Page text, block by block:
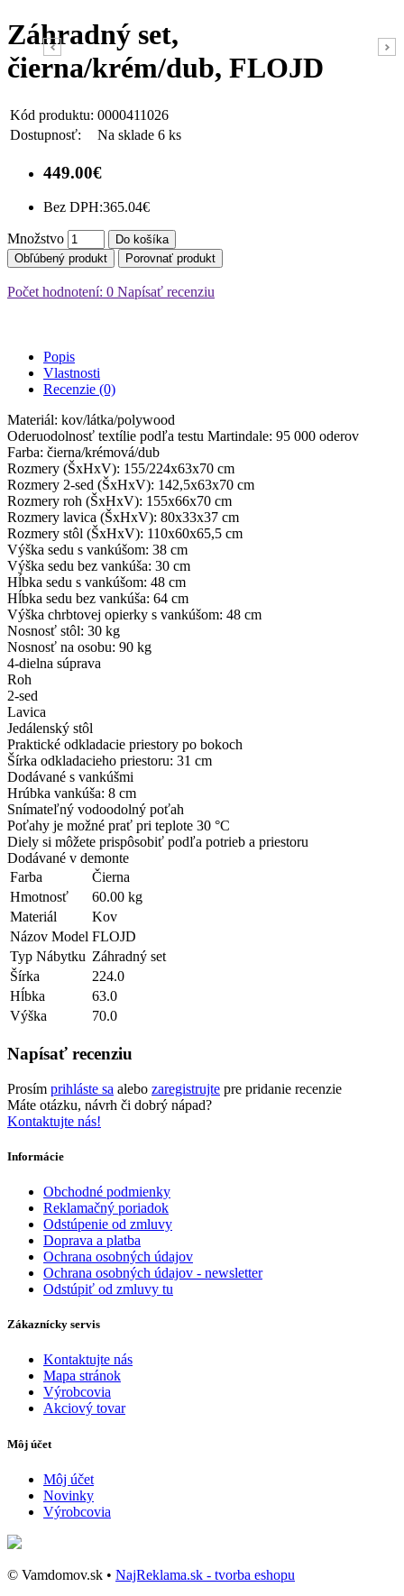
Záhradný set,
čierna/krém/dub, FLOJD
Kód produktu: 0000411026
Dostupnosť:
Na sklade 6 ks
449.00€
Bez DPH:365.04€
Množstvo
Do košíka
Obľúbený produkt
Porovnať produkt
Počet hodnotení: 0 Napísať recenziu
Popis
Vlastnosti
Recenzie (0)
Materiál: kov/látka/polywood
Oderuodolnosť textílie podľa testu Martindale: 95 000 oderov
Farba: čierna/krémová/dub
Rozmery (ŠxHxV): 155/224x63x70 cm
Rozmery 2-sed (ŠxHxV): 142,5x63x70 cm
Rozmery roh (ŠxHxV): 155x66x70 cm
Rozmery lavica (ŠxHxV): 80x33x37 cm
Rozmery stôl (ŠxHxV): 110x60x65,5 cm
Výška sedu s vankúšom: 38 cm
Výška sedu bez vankúša: 30 cm
Hĺbka sedu s vankúšom: 48 cm
Hĺbka sedu bez vankúša: 64 cm
Výška chrbtovej opierky s vankúšom: 48 cm
Nosnosť stôl: 30 kg
Nosnosť na osobu: 90 kg
4-dielna súprava
Roh
2-sed
Lavica
Jedálenský stôl
Praktické odkladacie priestory po bokoch
Šírka odkladacieho priestoru: 31 cm
Dodávané s vankúšmi
Hrúbka vankúša: 8 cm
Snímateľný vodoodolný poťah
Poťahy je možné prať pri teplote 30 °C
Diely si môžete prispôsobiť podľa potrieb a priestoru
Dodávané v demonte
Farba
Čierna
Hmotnosť
60.00 kg
Materiál
Kov
Názov Model FLOJD
Typ Nábytku Záhradný set
Šírka
224.0
Hĺbka
63.0
Výška
70.0
Napísať recenziu
Prosím prihláste sa alebo zaregistrujte pre pridanie recenzie
Máte otázku, návrh či dobrý nápad?
Kontaktujte nás!
Informácie
Obchodné podmienky
Reklamačný poriadok
Odstúpenie od zmluvy
Doprava a platba
Ochrana osobných údajov
Ochrana osobných údajov - newsletter
Odstúpiť od zmluvy tu
Zákaznícky servis
Kontaktujte nás
Mapa stránok
Výrobcovia
Akciový tovar
Môj účet
Môj účet
Novinky
Výrobcovia
© Vamdomov.sk • NajReklama.sk - tvorba eshopu